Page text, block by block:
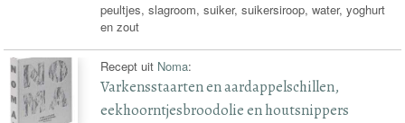
peultjes, slagroom, suiker, suikersiroop, water, yoghurt
en zout
Recept uit Noma:
Varkensstaarten en aardappelschillen,
eekhoorntjesbroodolie en houtsnippers